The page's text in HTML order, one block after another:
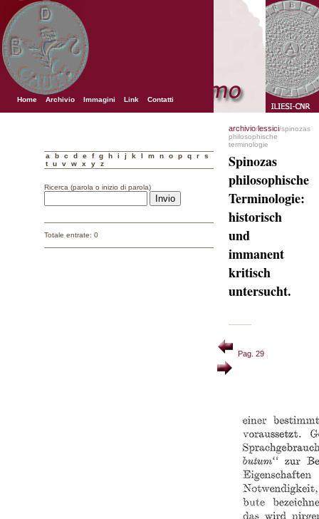
Home Archivio Immagini Link Contatti
a b c d e f g h i j k l m n o p q r
s
t
u v w x y z
Ricerca (parola o inizio di parola)
Totale entrate: 0
archivio/lessici/spinozas
philosophische
terminologie
Spinozas
philosophische
Terminologie:
historisch
und
immanent
kritisch
untersucht.
Pag. 29